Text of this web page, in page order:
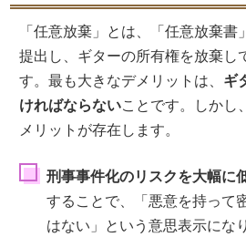
「任意放棄」とは、「任意放棄
提出し、ギターの所有権を放棄し
す。最も大きなデメリットは、 ギ
ければならないことです。しかし
メリットが存在します。
刑事事件化のリスクを大幅に
することで、「悪意を持って
はない」という意思表示にな